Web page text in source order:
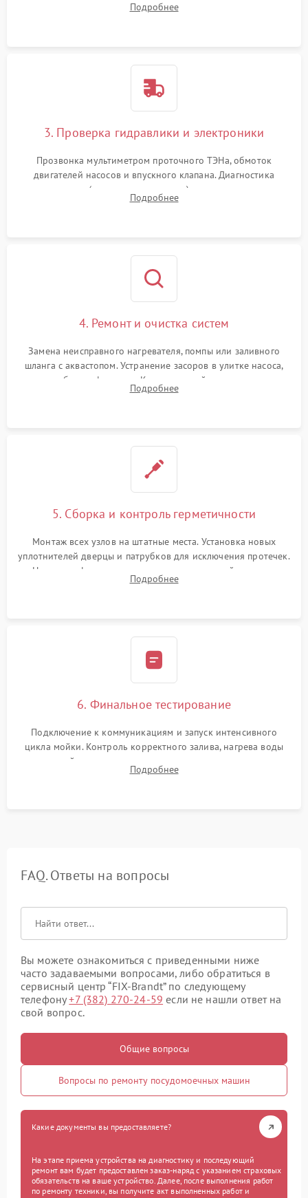
циркуляционному насосу, ТЭНу и сливной помпе.
Подробнее
3. Проверка гидравлики и электроники
Прозвонка мультиметром проточного ТЭНа, обмоток
двигателей насосов и впускного клапана. Диагностика
прессостата (датчика уровня воды), датчика мутности,
концевика дверцы и электронного модуля управления.
Подробнее
4. Ремонт и очистка систем
Замена неисправного нагревателя, помпы или заливного
шланга с аквастопом. Устранение засоров в улитке насоса,
патрубках и фильтрах. Компонентный ремонт платы
управления, восстановление поврежденной проводки.
Подробнее
5. Сборка и контроль герметичности
Монтаж всех узлов на штатные места. Установка новых
уплотнителей дверцы и патрубков для исключения протечек.
Надежная фиксация хомутов гидравлической системы,
сборка корпуса и установка датчика поплавка.
Подробнее
6. Финальное тестирование
Подключение к коммуникациям и запуск интенсивного
цикла мойки. Контроль корректного залива, нагрева воды
до нужной температуры, отсутствия посторонних шумов,
штатного слива и абсолютной сухости в поддоне.
Подробнее
FAQ. Ответы на вопросы
Вы можете ознакомиться с приведенными ниже
часто задаваемыми вопросами, либо обратиться в
сервисный центр “FIX-Brandt” по следующему
телефону+7 (382) 270-24-59 если не нашли ответ на
свой вопрос.
Общие вопросы
Вопросы по ремонту посудомоечных машин
Какие документы вы предоставляете?
На этапе приема устройства на диагностику и последующий
ремонт вам будет предоставлен заказ-наряд с указанием страховых
обязательств на ваше устройство. Далее, после выполнения работ
по ремонту техники, вы получите акт выполненных работ и